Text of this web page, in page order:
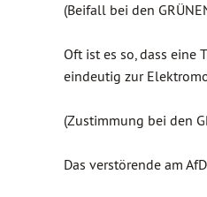
(Beifall bei den
Oft ist es so, dass eine
eindeutig zur
(Zustimmung bei den
Das verstörende am